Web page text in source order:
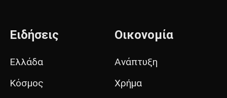
Ειδήσεις
Ελλάδα
Κόσμος
Οικονομία
Ανάπτυξη
Χρήμα